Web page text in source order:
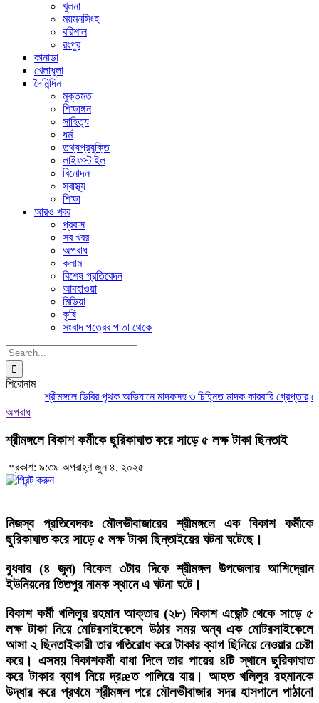
খুলনা
ময়মনসিংহ
বরিশাল
রংপুর
কানাডা
খেলাধুলা
দৈনিন্দিন
মুক্তমত
শিক্ষাঙ্গন
সাহিত্য
ধর্ম
তথ্যপ্রযুক্তি
লাইফস্টাইল
বিনোদন
স্বাস্থ্য
শিক্ষা
আরও খবর
প্রবাস
সব খবর
অপরাধ
কলাম
বিশেষ প্রতিবেদন
আবহাওয়া
মিডিয়া
কৃষি
সংবাদ পত্রের পাতা থেকে
Search
for:
শিরোনাম
শ্রীমঙ্গলে ডিবির পৃথক অভিযানে মাদকসহ ৩ চিহ্নিত মাদক কারবারি গ্রেপ্তার
অপরাধ
শ্রীমঙ্গলে বিকাশ কর্মীকে ছুরিকাঘাত করে সাড়ে ৫ লক্ষ টাকা ছিনতাই
প্রকাশ: ৯:৩৯ অপরাহ্ণ জুন ৪, ২০২৫
নিজস্ব প্রতিবেদকঃ মৌলভীবাজারের শ্রীমঙ্গলে এক বিকাশ কর্মীকে
ছুরিকাঘাত করে সাড়ে ৫ লক্ষ টাকা ছিন্তাইয়ের ঘটনা ঘটেছে।
বুধবার (৪ জুন) বিকেল ৩টার দিকে শ্রীমঙ্গল উপজেলার আশিদ্রোন
ইউনিয়নের তিতপুর নামক স্থানে এ ঘটনা ঘটে।
বিকাশ কর্মী খলিলুর রহমান আক্তার (২৮) বিকাশ এজেন্ট থেকে সাড়ে ৫
লক্ষ টাকা নিয়ে মোটরসাইকেলে উঠার সময় অন্য এক মোটরসাইকেলে
আসা ২ ছিনতাইকারী তার গতিরোধ করে টাকার ব্যাগ ছিনিয়ে নেওয়ার চেষ্টা
করে। এসময় বিকাশকর্মী বাধা দিলে তার পায়ের ৪টি স্থানে ছুরিকাঘাত
করে টাকার ব্যাগ নিয়ে দ্রæত পালিয়ে যায়। আহত খলিলুর রহমানকে
উদ্ধার করে প্রথমে শ্রীমঙ্গল পরে মৌলভীবাজার সদর হাসপালে পাঠানো